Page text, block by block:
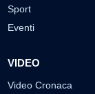
Sport
Eventi
VIDEO
Video Cronaca